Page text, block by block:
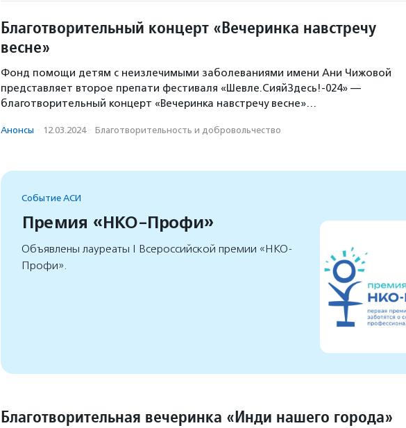
Благотворительный концерт «Вечеринка навстречу
весне»
Фонд помощи детям с неизлечимыми заболеваниями имени Ани Чижовой
представляет второе препати фестиваля «Шевле.СияйЗдесь!-024» —
благотворительный концерт «Вечеринка навстречу весне»…
Анонсы · 12.03.2024 · Благотвори­тель­ность и доброволь­чест­во
Событие АСИ
Премия «НКО-Профи»
Объявлены лауреаты I Всероссийской премии «НКО-
Профи».
Благотворительная вечеринка «Инди нашего города»